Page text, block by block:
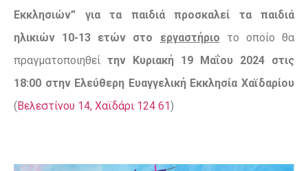
Εκκλησιών” για τα παιδιά προσκαλεί τα παιδιά
ηλικιών 10-13 ετών στο εργαστήριο το οποίο θα
πραγματοποιηθεί την Κυριακή 19 Μαΐου 2024 στις
18:00 στην Ελεύθερη Ευαγγελική Εκκλησία Χαϊδαρίου
( Βελεστίνου 14, Χαϊδάρι 124 61 )